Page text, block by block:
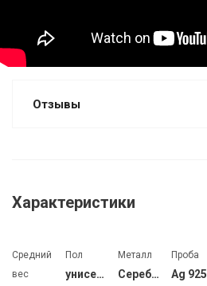
Отзывы
Характеристики
Средний
вес
Пол
унисекс
Металл
Серебро
Проба
Ag 925